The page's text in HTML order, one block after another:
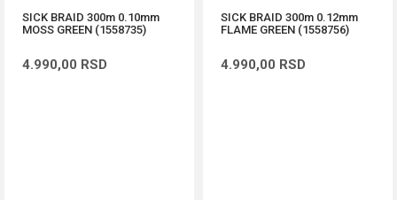
SICK BRAID 300m 0.10mm
MOSS GREEN (1558735)
4.990,00 RSD
SICK BRAID 300m 0.12mm
FLAME GREEN (1558756)
4.990,00 RSD